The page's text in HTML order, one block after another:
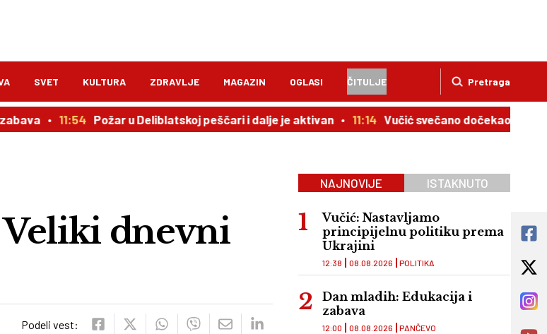
Pretraga
SVET KULTURA ZDRAVLJE MAGAZIN OGLASI ČITULJE
11:54 Požar u Deliblatskoj peščari i dalje je aktivan 11:14 Vučić svečano dočekao
dnevni
Podeli vest:
NAJNOVIJE ISTAKNUTO
Vučić: Nastavljamo
principijelnu politiku prema
Ukrajini
POLITIKA
12:38 08.08.2026
Dan mladih: Edukacija i
zabava
PANČEVO
12:00 08.08.2026